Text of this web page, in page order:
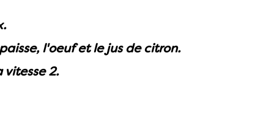
l'oeuf et le jus de citron.
2.